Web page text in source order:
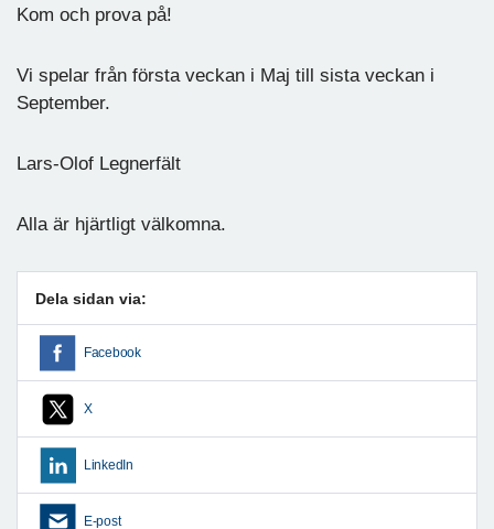
Kom och prova på!
Vi spelar från första veckan i Maj till sista veckan i
September.
Lars-Olof Legnerfält
Alla är hjärtligt välkomna.
Dela sidan via:
Facebook
X
LinkedIn
E-post